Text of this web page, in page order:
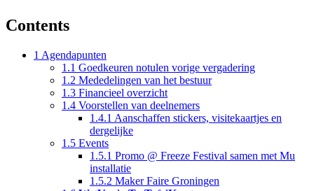
Contents
1 Agendapunten
1.1 Goedkeuren notulen vorige vergadering
1.2 Mededelingen van het bestuur
1.3 Financieel overzicht
1.4 Voorstellen van deelnemers
1.4.1 Aanschaffen stickers, visitekaartjes en
dergelijke
1.5 Events
1.5.1 Promo @ Freeze Festival samen met Mu
installatie
1.5.2 Maker Faire Groningen